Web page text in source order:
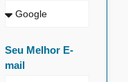
Seu Melhor E-
mail